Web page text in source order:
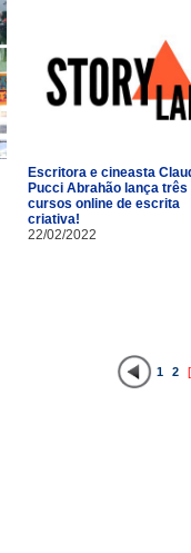
Escritora e cineasta
Pucci Abrahão lança três
cursos online de escrita
criativa!
22/02/2022
1 2